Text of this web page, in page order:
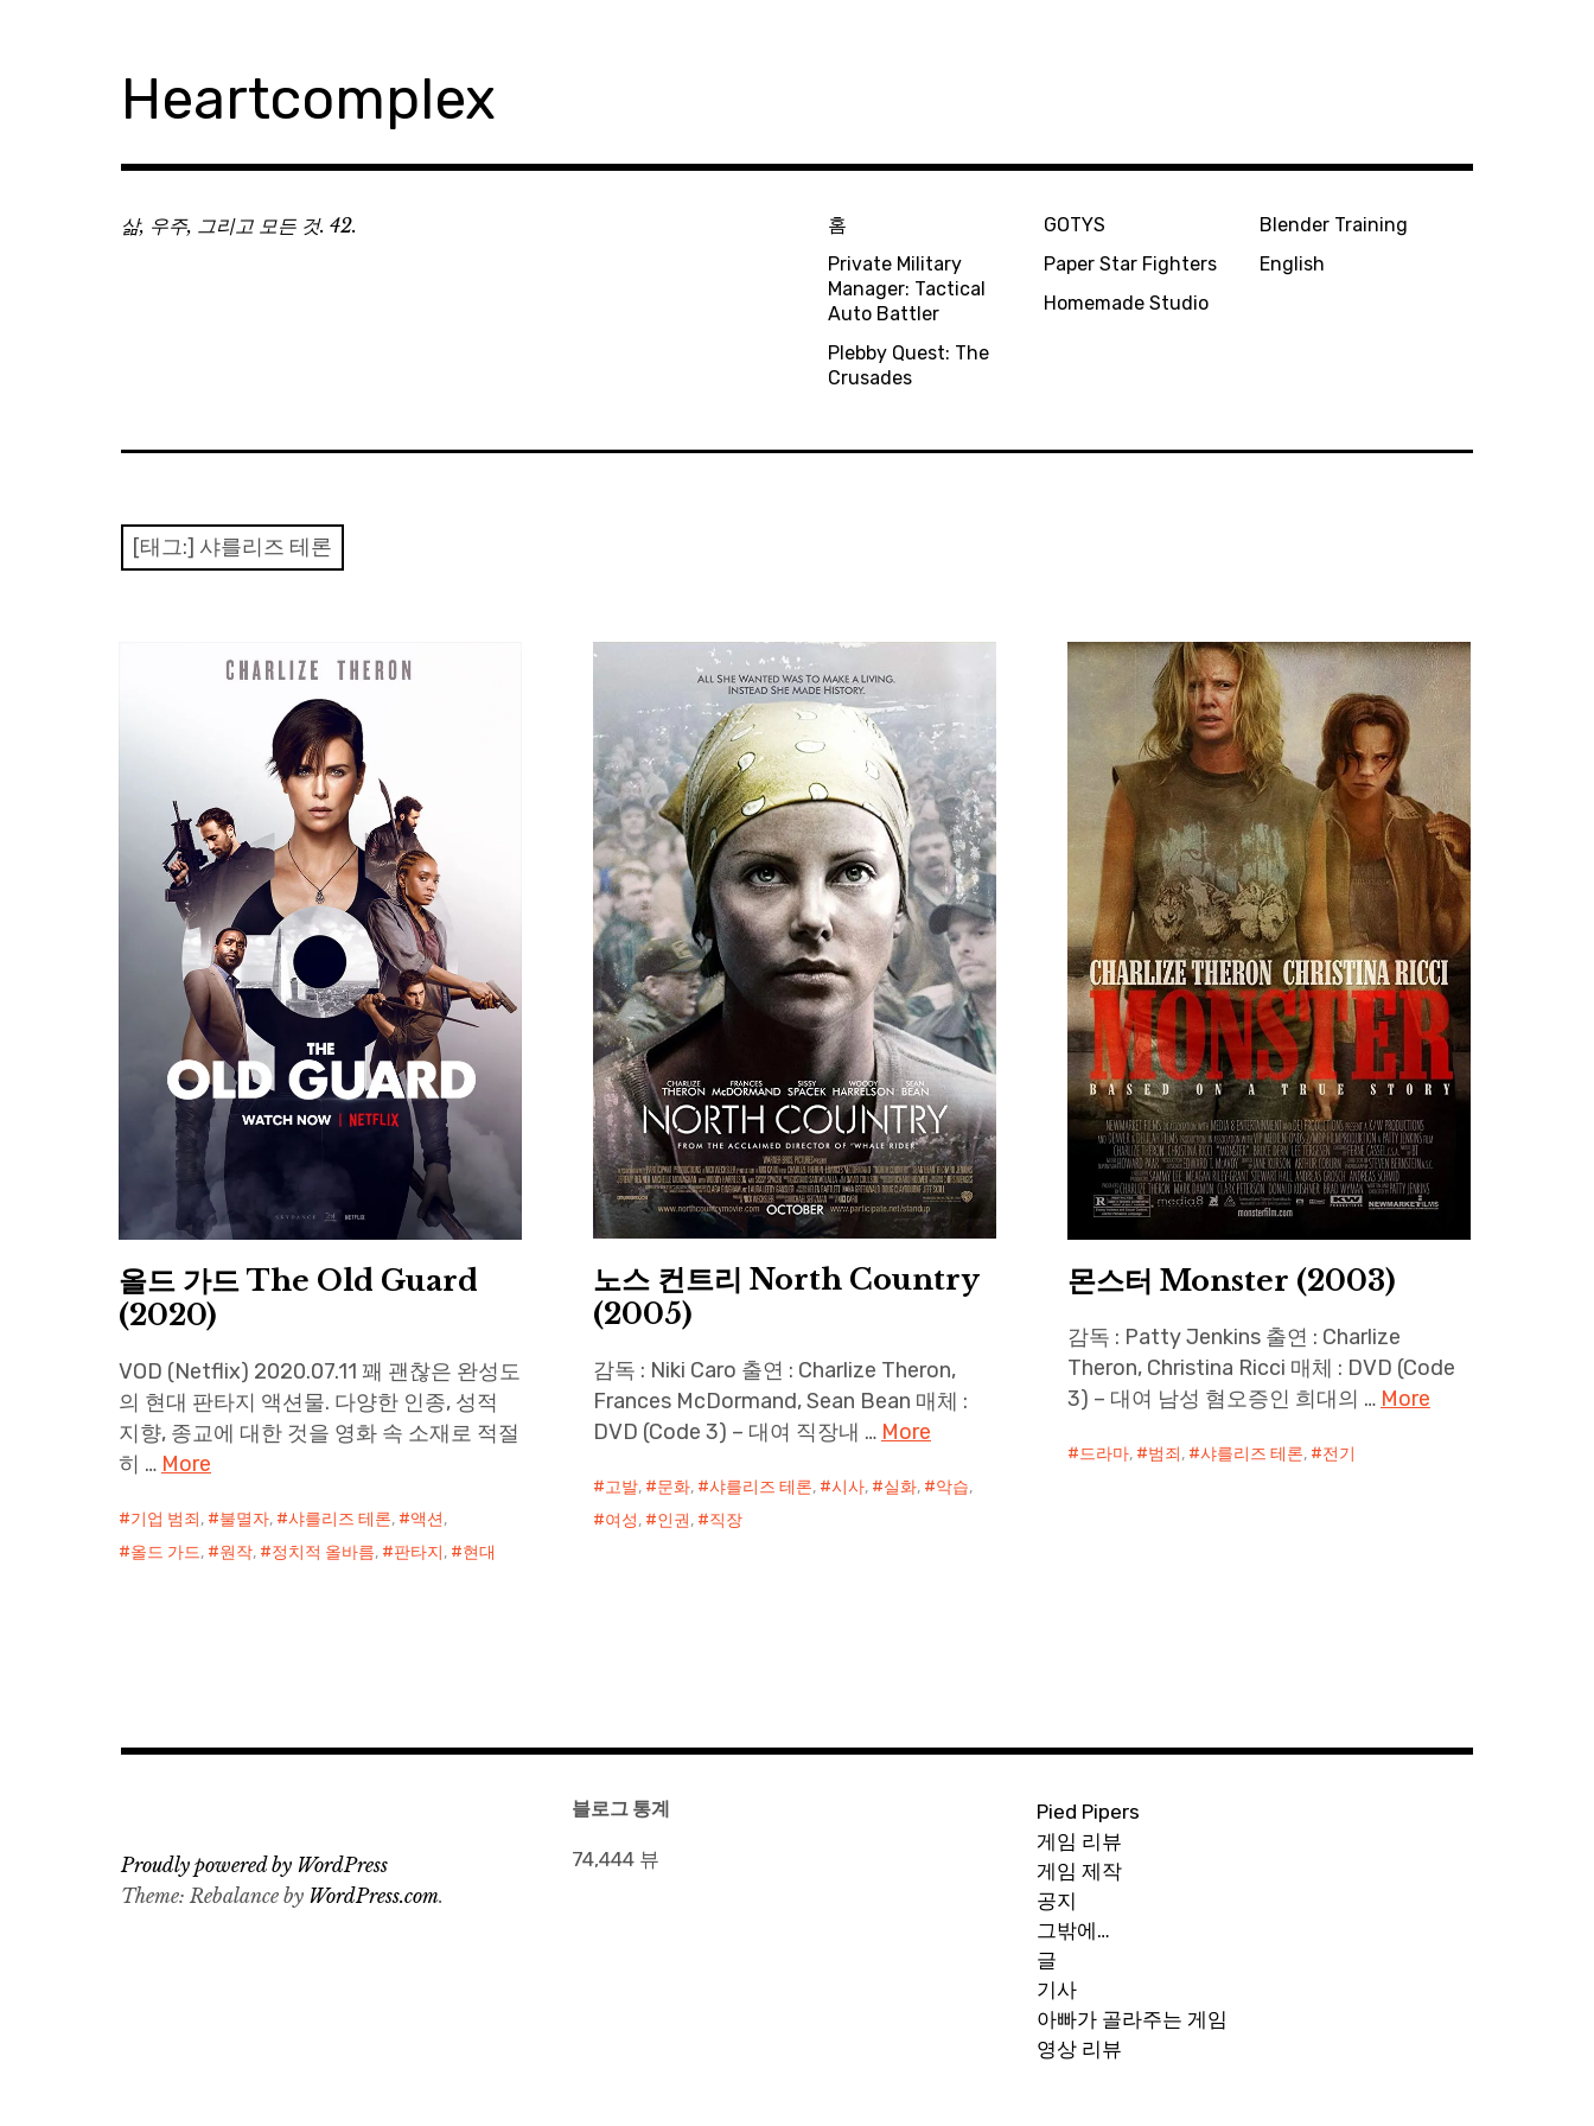
Heartcomplex
삶, 우주, 그리고 모든 것. 42.
홈
Private Military
Manager: Tactical
Auto Battler
Plebby Quest: The
Crusades
GOTYS
Paper Star Fighters
Homemade Studio
Blender Training
English
[태그:] 샤를리즈 테론
올드 가드 The Old Guard
(2020)
VOD (Netflix) 2020.07.11 꽤 괜찮은 완성도
의 현대 판타지 액션물. 다양한 인종, 성적
지향, 종교에 대한 것을 영화 속 소재로 적절
히 … More
기업 범죄, 불멸자, 샤를리즈 테론, 액션,
올드 가드, 원작, 정치적 올바름, 판타지, 현대
노스 컨트리 North Country
(2005)
감독 : Niki Caro 출연 : Charlize Theron,
Frances McDormand, Sean Bean 매체 :
DVD (Code 3) – 대여 직장내 … More
고발, 문화, 샤를리즈 테론, 시사, 실화, 악습,
여성, 인권, 직장
몬스터 Monster (2003)
감독 : Patty Jenkins 출연 : Charlize
Theron, Christina Ricci 매체 : DVD (Code
3) – 대여 남성 혐오증인 희대의 … More
드라마, 범죄, 샤를리즈 테론, 전기
블로그 통계
74,444 뷰
Pied Pipers
게임 리뷰
게임 제작
공지
그밖에…
글
기사
아빠가 골라주는 게임
영상 리뷰
Proudly powered by WordPress
Theme: Rebalance by WordPress.com.